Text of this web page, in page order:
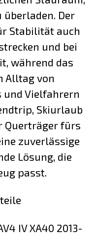
überladen. Der
Stabilität auch
und bei
während das
Alltag von
und Vielfahrern
Skiurlaub
Querträger fürs
zuverlässige
Lösung, die
passt.
IV XA40 2013-